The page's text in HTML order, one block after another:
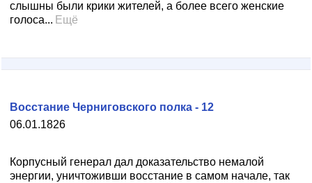
слышны были крики жителей, а более всего женские
голоса... Ещё
06.01.1826
Восстание Черниговского полка - 12
Корпусный генерал дал доказательство немалой
энергии, уничтоживши восстание в самом начале, так